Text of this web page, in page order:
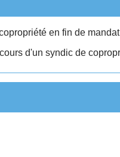
en fin de
d'un syndic de